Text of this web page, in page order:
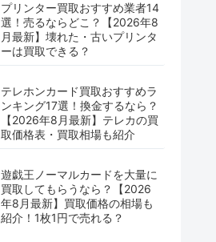
プリンター買取おすすめ業者14
選！売るならどこ？【2026年8
月最新】壊れた・古いプリンタ
ーは買取できる？
テレホンカード買取おすすめラ
ンキング17選！換金するなら？
【2026年8月最新】テレカの買
取価格表・買取相場も紹介
遊戯王ノーマルカードを大量に
買取してもらうなら？【2026
年8月最新】買取価格の相場も
紹介！1枚1円で売れる？